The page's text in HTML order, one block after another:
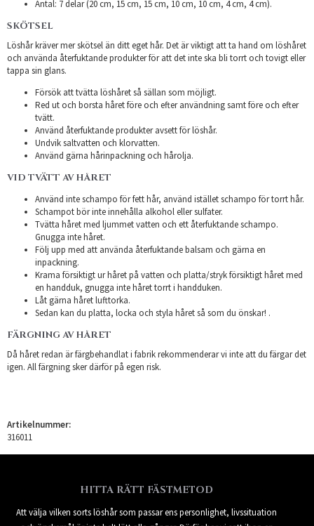
Antal: 7 delar (20 cm, 15 cm, 15 cm, 10 cm, 10 cm, 4 cm, 4 cm).
SKÖTSEL
Löshår kräver mer skötsel än ditt eget hår. Det är viktigt att ta hand om löshåret
och använda återfuktande produkter för att det inte ska bli torrt och tovigt eller
tappa sin glans.
Försök att tvätta löshåret så sällan som möjligt.
Red ut och borsta håret före och efter användning samt före och efter
tvätt.
Använd återfuktande produkter avsett för löshår.
Undvik saltvatten och klorvatten.
Använd gärna hårinpackning och hårolja.
VID TVÄTT AV HÅRET
Använd inte schampo för fett hår, använd istället schampo för torrt hår.
Schampot bör inte innehålla alkohol eller sulfater.
Tvätta håret med ljummet vatten och ett återfuktande schampo.
Gnugga inte håret.
Följ upp med att använda återfuktande balsam och gärna en
inpackning.
Krama försiktigt ur håret på vatten och platta/stryk försiktigt håret med
en handduk, gnugga inte håret torrt i handduken.
Låt gärna håret lufttorka.
Sedan kan du platta, locka och styla håret så som du önskar! .
FÄRGNING AV HÅRET
Då håret redan är färgbehandlat i fabrik rekommenderar vi inte att du färgar det
igen. All färgning sker därför på egen risk.
Artikelnummer:
316011
HITTA RÄTT FÄSTMETOD
Att välja vilken sorts löshår som passar ens personlighet, livssituation